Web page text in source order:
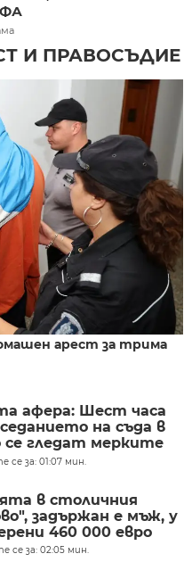
И ПРАВОСЪДИЕ
арест за трима
афера: Шест часа
на съда в
се гледат мерките
се за: 01:07 мин.
в столичния
задържан е мъж, у
460 000 евро
се за: 02:05 мин.